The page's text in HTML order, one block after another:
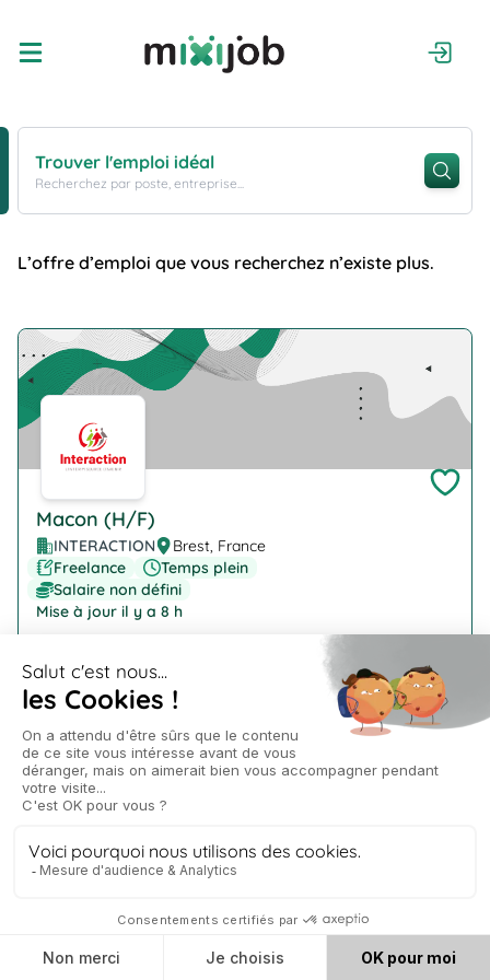
Trouver l'emploi idéal
Recherchez par poste, entreprise...
L’offre d’emploi que vous recherchez n’existe plus.
Company Logo
Macon (H/F)
INTERACTION
Brest, France
Freelance
Temps plein
Salaire non défini
Mise à jour il y a 8 h
Company Logo
Technicien de laboratoire (H/F)
Freelance
Temps plein
Mise à jour il y a 8 h